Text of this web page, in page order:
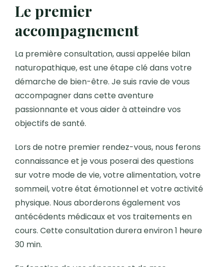
Le premier
accompagnement
La première consultation, aussi appelée bilan
naturopathique, est une étape clé dans votre
démarche de bien-être. Je suis ravie de vous
accompagner dans cette aventure
passionnante et vous aider à atteindre vos
objectifs de santé.
Lors de notre premier rendez-vous, nous ferons
connaissance et je vous poserai des questions
sur votre mode de vie, votre alimentation, votre
sommeil, votre état émotionnel et votre activité
physique. Nous aborderons également vos
antécédents médicaux et vos traitements en
cours. Cette consultation durera environ 1 heure
30 min.